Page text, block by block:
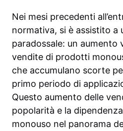
Nei mesi precedenti
normativa, si è assistito a
paradossale: un aumento
vendite di prodotti
che accumulano scorte
primo periodo di
Questo aumento delle
popolarità e la
monouso nel panorama